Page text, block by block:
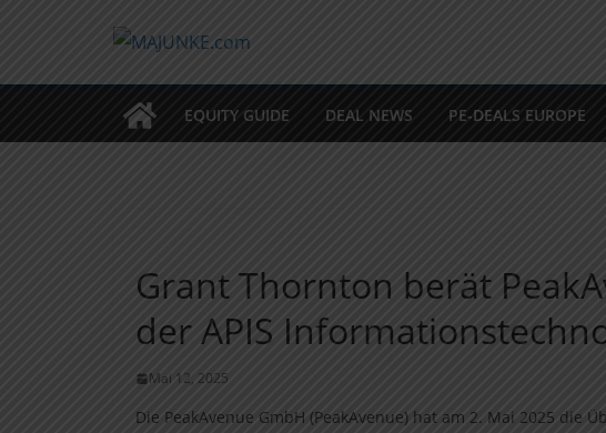
EQUITY GUIDE DEAL NEWS PE-DEALS EUROPE
Grant Thornton berät
der APIS
Mai 12, 2025
Die PeakAvenue GmbH (PeakAvenue) hat am 2. Mai 2025 die